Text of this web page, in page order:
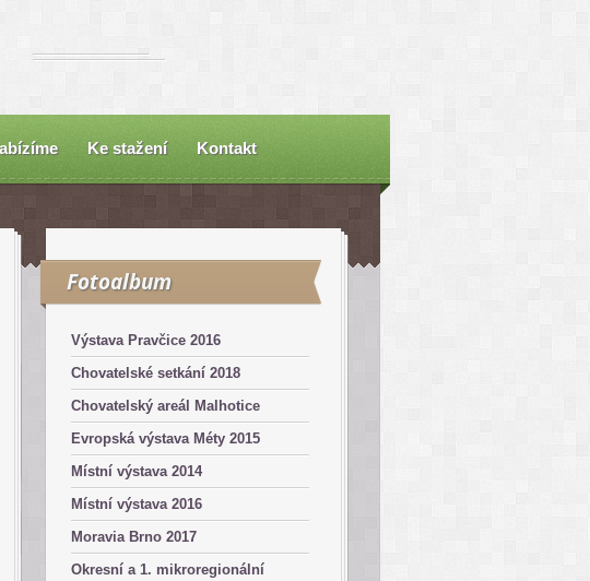
Ke stažení Kontakt
Fotoalbum
Výstava Pravčice 2016
Chovatelské setkání 2018
Chovatelský areál Malhotice
Evropská výstava Méty 2015
Místní výstava 2014
Místní výstava 2016
Moravia Brno 2017
Okresní a 1. mikroregionální